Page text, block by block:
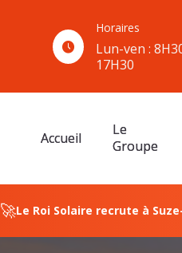
Horaires
Lun-ven :
17H30
Accueil
Le
Groupe
🚀Le Roi Solaire recrute à